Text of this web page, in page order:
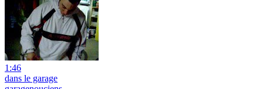
1:46
dans le garage